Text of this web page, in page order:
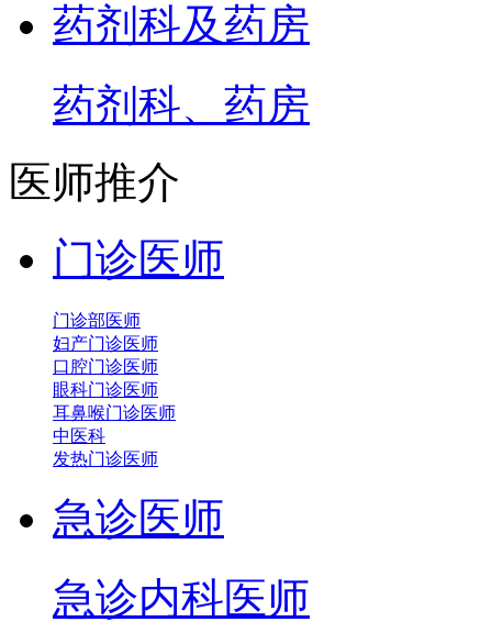
药剂科及药房
药剂科、药房
医师推介
门诊医师
门诊部医师
妇产门诊医师
口腔门诊医师
眼科门诊医师
耳鼻喉门诊医师
中医科
发热门诊医师
急诊医师
急诊内科医师